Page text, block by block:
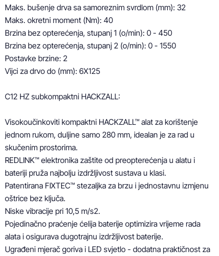
Maks. bušenje drva sa samoreznim svrdlom (mm): 32
Maks. okretni moment (Nm): 40
Brzina bez opterećenja, stupanj 1 (o/min): 0 - 450
Brzina bez opterećenja, stupanj 2 (o/min): 0 - 1550
Postavke brzine: 2
Vijci za drvo do (mm): 6X125
C12 HZ subkompaktni HACKZALL:
Visokoučinkoviti kompaktni HACKZALL™ alat za korištenje
jednom rukom, duljine samo 280 mm, idealan je za rad u
skučenim prostorima.
REDLINK™ elektronika zaštite od preopterećenja u alatu i
bateriji pruža najbolju izdržljivost sustava u klasi.
Patentirana FIXTEC™ stezaljka za brzu i jednostavnu izmjenu
oštrice bez ključa.
Niske vibracije pri 10,5 m/s2.
Pojedinačno praćenje ćelija baterije optimizira vrijeme rada
alata i osigurava dugotrajnu izdržljivost baterije.
Ugrađeni mjerač goriva i LED svjetlo - dodatna praktičnost za